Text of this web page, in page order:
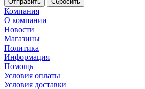
Компания
О компании
Новости
Магазины
Политика
Информация
Помощь
Условия оплаты
Условия доставки